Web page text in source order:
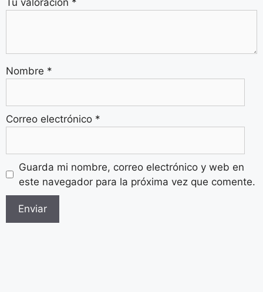
Nombre *
Correo electrónico *
Guarda mi nombre, correo electrónico y web en
este navegador para la próxima vez que comente.